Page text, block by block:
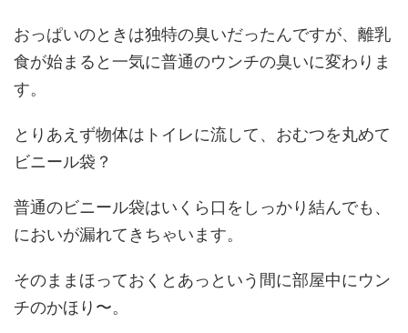
おっぱいのときは独特の臭いだったんですが、離乳
食が始まると一気に普通のウンチの臭いに変わりま
す。
とりあえず物体はトイレに流して、おむつを丸めて
ビニール袋？
普通のビニール袋はいくら口をしっかり結んでも、
においが漏れてきちゃいます。
そのままほっておくとあっという間に部屋中にウン
チのかほり〜。